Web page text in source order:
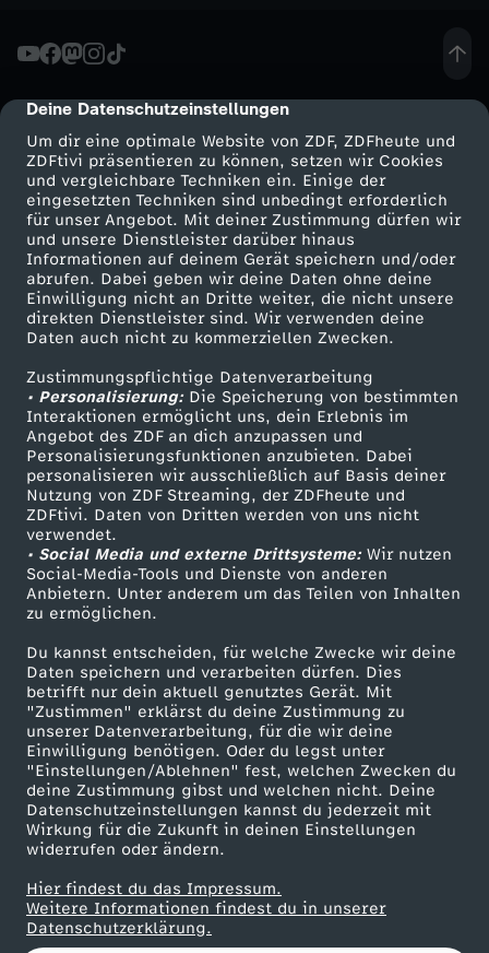
cmp-dialog-description
Deine Datenschutzeinstellungen
Um dir eine optimale Website von ZDF, ZDFheute und
ZDFtivi präsentieren zu können, setzen wir Cookies
und vergleichbare Techniken ein. Einige der
eingesetzten Techniken sind unbedingt erforderlich
für unser Angebot. Mit deiner Zustimmung dürfen wir
und unsere Dienstleister darüber hinaus
Informationen auf deinem Gerät speichern und/oder
abrufen. Dabei geben wir deine Daten ohne deine
Einwilligung nicht an Dritte weiter, die nicht unsere
direkten Dienstleister sind. Wir verwenden deine
Daten auch nicht zu kommerziellen Zwecken.
Zustimmungspflichtige Datenverarbeitung
• Personalisierung:Die Speicherung von bestimmten
Interaktionen ermöglicht uns, dein Erlebnis im
Angebot des ZDF an dich anzupassen und
Personalisierungsfunktionen anzubieten. Dabei
personalisieren wir ausschließlich auf Basis deiner
Nutzung von ZDF Streaming, der ZDFheute und
ZDFtivi. Daten von Dritten werden von uns nicht
verwendet.
• Social Media und externe Drittsysteme:Wir nutzen
Social-Media-Tools und Dienste von anderen
Anbietern. Unter anderem um das Teilen von Inhalten
zu ermöglichen.
Du kannst entscheiden, für welche Zwecke wir deine
Daten speichern und verarbeiten dürfen. Dies
betrifft nur dein aktuell genutztes Gerät. Mit
"Zustimmen" erklärst du deine Zustimmung zu
unserer Datenverarbeitung, für die wir deine
Einwilligung benötigen. Oder du legst unter
"Einstellungen/Ablehnen" fest, welchen Zwecken du
deine Zustimmung gibst und welchen nicht. Deine
Datenschutzeinstellungen kannst du jederzeit mit
Wirkung für die Zukunft in deinen Einstellungen
widerrufen oder ändern.
Hier findest du das Impressum.
Weitere Informationen findest du in unserer
Datenschutzerklärung.
Mehr ZDF
ZDF-Apps
Smart TV
ZDFtext
Livestreams
Sendungen A-Z
TV-Programm
Service
ZDFmitreden
Kontakt zum ZDF
Tickets
Zuschauerservice
Hilfe
ZDF Unternehmen
Karriere
ZDF goes Schule
Werbefernsehen
Mainzelmännchen
Partner